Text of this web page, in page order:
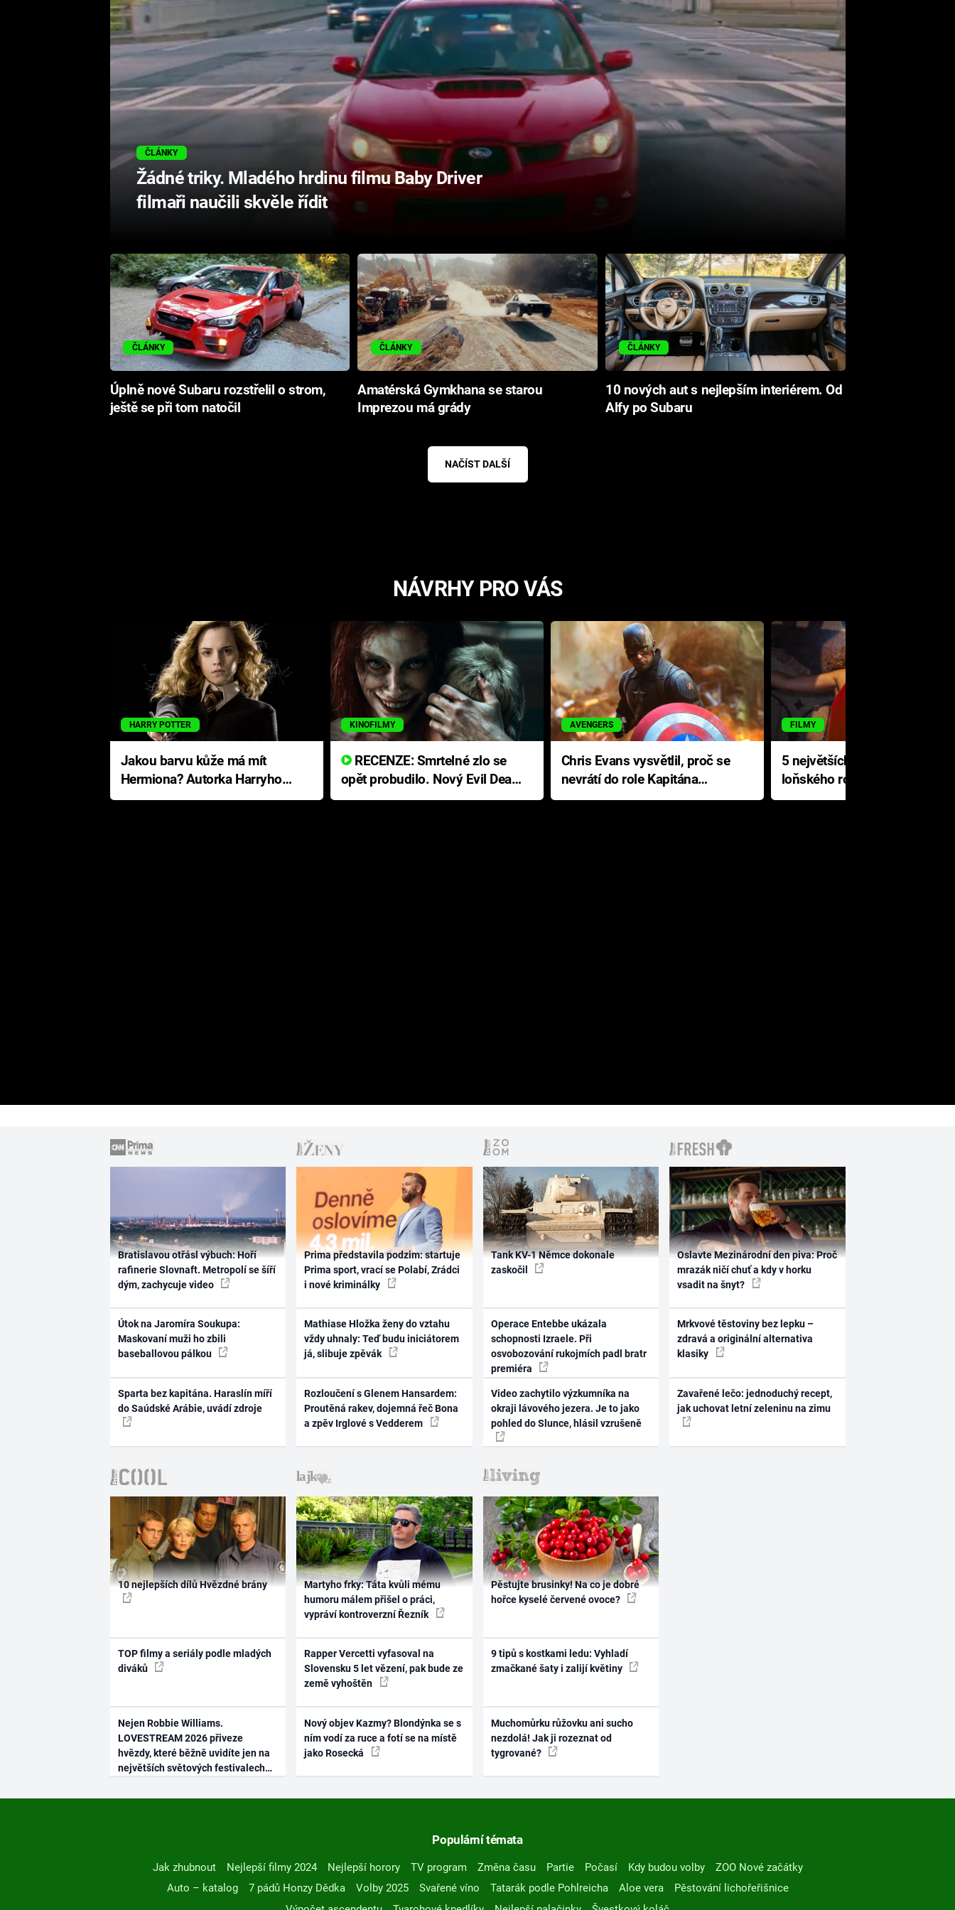
ČLÁNKY
Žádné triky. Mladého hrdinu filmu Baby Driver
filmaři naučili skvěle řídit
ČLÁNKY
Úplně nové Subaru rozstřelil o strom,
ještě se při tom natočil
ČLÁNKY
Amatérská Gymkhana se starou
Imprezou má grády
ČLÁNKY
10 nových aut s nejlepším interiérem. Od
Alfy po Subaru
NAČÍST DALŠÍ
NÁVRHY PRO VÁS
HARRY POTTER
Jakou barvu kůže má mít
Hermiona? Autorka Harryho
Pottera přišla s ráznou
KINOFILMY
RECENZE: Smrtelné zlo se
opět probudilo. Nový Evil Dead
přichází s neodolatelnou
AVENGERS
Chris Evans vysvětlil, proč se
nevrátí do role Kapitána
Ameriky
FILMY
5 největších propadáků
loňského roku: Disney na
jediné katastrofě prodělal 200
Bratislavou otřásl výbuch: Hoří
rafinerie Slovnaft. Metropolí se šíří
dým, zachycuje video
Útok na Jaromíra Soukupa:
Maskovaní muži ho zbili
baseballovou pálkou
Sparta bez kapitána. Haraslín míří
do Saúdské Arábie, uvádí zdroje
Prima představila podzim: startuje
Prima sport, vrací se Polabí, Zrádci
i nové kriminálky
Mathiase Hložka ženy do vztahu
vždy uhnaly: Teď budu iniciátorem
já, slibuje zpěvák
Rozloučení s Glenem Hansardem:
Proutěná rakev, dojemná řeč Bona
a zpěv Irglové s Vedderem
Tank KV-1 Němce dokonale
zaskočil
Operace Entebbe ukázala
schopnosti Izraele. Při
osvobozování rukojmích padl bratr
premiéra
Video zachytilo výzkumníka na
okraji lávového jezera. Je to jako
pohled do Slunce, hlásil vzrušeně
Oslavte Mezinárodní den piva: Proč
mrazák ničí chuť a kdy v horku
vsadit na šnyt?
Mrkvové těstoviny bez lepku –
zdravá a originální alternativa
klasiky
Zavařené lečo: jednoduchý recept,
jak uchovat letní zeleninu na zimu
10 nejlepších dílů Hvězdné brány
TOP filmy a seriály podle mladých
diváků
Nejen Robbie Williams.
LOVESTREAM 2026 přiveze
hvězdy, které běžně uvidíte jen na
největších světových festivalech
Martyho frky: Táta kvůli mému
humoru málem přišel o práci,
vypráví kontroverzní Řezník
Rapper Vercetti vyfasoval na
Slovensku 5 let vězení, pak bude ze
země vyhoštěn
Nový objev Kazmy? Blondýnka se s
ním vodí za ruce a fotí se na místě
jako Rosecká
Pěstujte brusinky! Na co je dobré
hořce kyselé červené ovoce?
9 tipů s kostkami ledu: Vyhladí
zmačkané šaty i zalijí květiny
Muchomůrku růžovku ani sucho
nezdolá! Jak ji rozeznat od
tygrované?
Populární témata
Jak zhubnout Nejlepší filmy 2024 Nejlepší horory TV program Změna času Partie Počasí Kdy budou volby
ZOO Nové začátky
Auto – katalog
7 pádů Honzy Dědka Volby 2025 Svařené víno Tatarák podle Pohlreicha Aloe vera
Pěstování lichořeřišnice